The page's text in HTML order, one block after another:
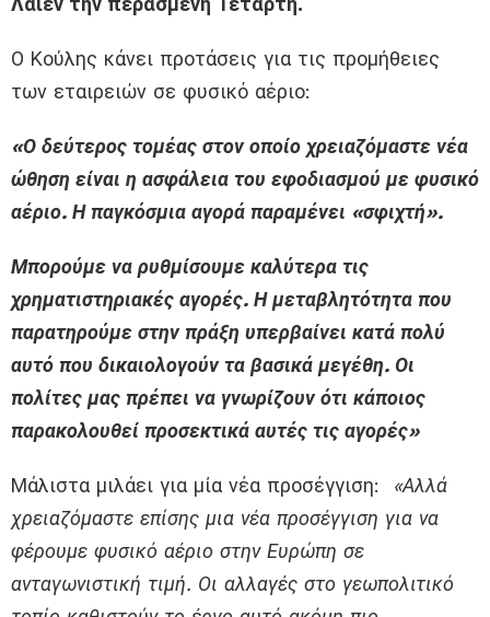
Ο Κούλης κάνει προτάσεις για τις προμήθειες
των εταιρειών σε φυσικό αέριο:
«Ο δεύτερος τομέας στον οποίο χρειαζόμαστε νέα
ώθηση είναι η ασφάλεια του εφοδιασμού με φυσικό
αέριο. Η παγκόσμια αγορά παραμένει «σφιχτή».
Μπορούμε να ρυθμίσουμε καλύτερα τις
χρηματιστηριακές αγορές. Η μεταβλητότητα που
παρατηρούμε στην πράξη υπερβαίνει κατά πολύ
αυτό που δικαιολογούν τα βασικά μεγέθη. Οι
πολίτες μας πρέπει να γνωρίζουν ότι κάποιος
παρακολουθεί προσεκτικά αυτές τις αγορές»
Μάλιστα μιλάει για μία νέα προσέγγιση: «Αλλά
χρειαζόμαστε επίσης μια νέα προσέγγιση για να
φέρουμε φυσικό αέριο στην Ευρώπη σε
ανταγωνιστική τιμή. Οι αλλαγές στο γεωπολιτικό